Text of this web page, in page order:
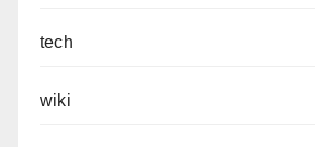
tech
wiki